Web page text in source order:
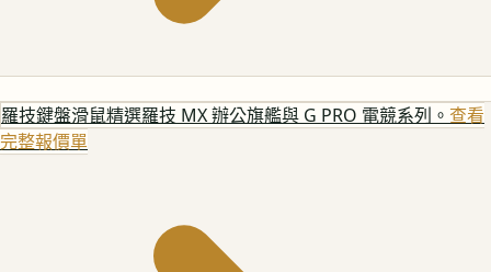
羅技鍵盤滑鼠精選羅技 MX 辦公旗艦與 G PRO 電競系列。 查看
完整報價單